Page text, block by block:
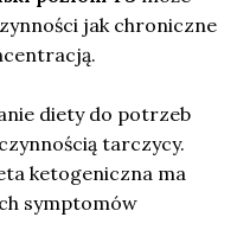
jak chroniczne
diety do potrzeb
tarczycy.
ketogeniczna ma
symptomów